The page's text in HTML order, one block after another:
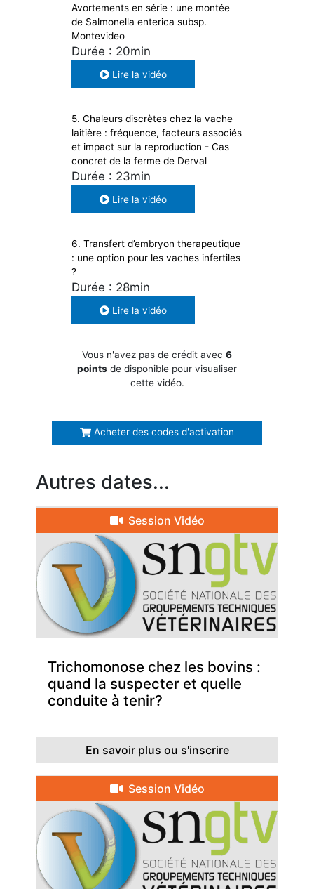
Avortements en série : une montée
de Salmonella enterica subsp.
Montevideo
Durée : 20min
Lire la vidéo
5. Chaleurs discrètes chez la vache
laitière : fréquence, facteurs associés
et impact sur la reproduction - Cas
concret de la ferme de Derval
Durée : 23min
Lire la vidéo
6. Transfert d’embryon therapeutique
: une option pour les vaches infertiles
?
Durée : 28min
Lire la vidéo
Vous n'avez pas de crédit avec 6
points de disponible pour visualiser
cette vidéo.
Acheter des codes d'activation
Autres dates...
Session Vidéo
Trichomonose chez les bovins :
quand la suspecter et quelle
conduite à tenir?
En savoir plus ou s'inscrire
Session Vidéo